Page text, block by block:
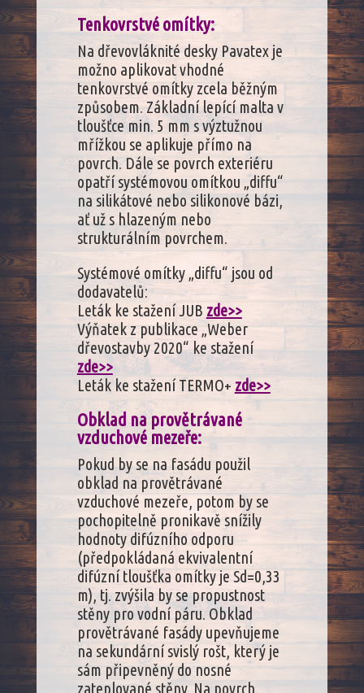
Tenkovrstvé omítky:
Na dřevovláknité desky Pavatex je
možno aplikovat vhodné
tenkovrstvé omítky zcela běžným
způsobem. Základní lepící malta v
tloušťce min. 5 mm s výztužnou
mřížkou se aplikuje přímo na
povrch. Dále se povrch exteriéru
opatří systémovou omítkou „diffu“
na silikátové nebo silikonové bázi,
ať už s hlazeným nebo
strukturálním povrchem.
Systémové omítky „diffu“ jsou od
dodavatelů:
Leták ke stažení JUB zde>>
Výňatek z publikace „Weber
dřevostavby 2020“ ke stažení
zde>>
Leták ke stažení TERMO+ zde>>
Obklad na provětrávané
vzduchové mezeře:
Pokud by se na fasádu použil
obklad na provětrávané
vzduchové mezeře, potom by se
pochopitelně pronikavě snížily
hodnoty difúzního odporu
(předpokládaná ekvivalentní
difúzní tloušťka omítky je Sd=0,33
m), tj. zvýšila by se propustnost
stěny pro vodní páru. Obklad
provětrávané fasády upevňujeme
na sekundární svislý rošt, který je
sám připevněný do nosné
zateplované stěny. Na povrch